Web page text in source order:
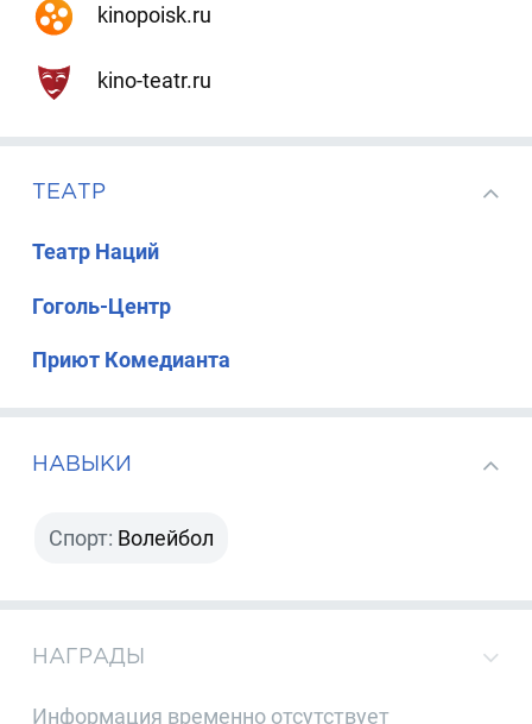
kinopoisk.ru
kino-teatr.ru
ТЕАТР
Театр Наций
Гоголь-Центр
Приют Комедианта
НАВЫКИ
Спорт: Волейбол
НАГРАДЫ
Информация временно отсутствует